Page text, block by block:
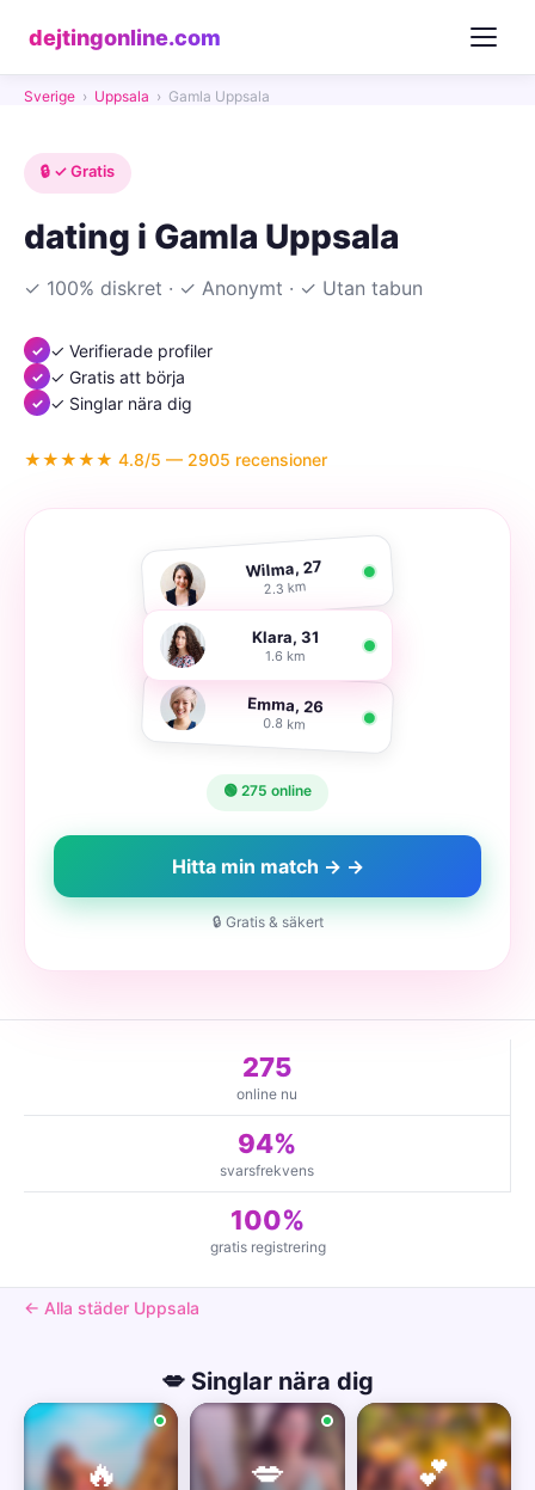
dejtingonline.com
Sverige › Uppsala › Gamla Uppsala
🔒 ✓ Gratis
dating i Gamla Uppsala
✓ 100% diskret · ✓ Anonymt · ✓ Utan tabun
✓ Verifierade profiler
✓ Gratis att börja
✓ Singlar nära dig
★★★★★ 4.8/5 — 2905 recensioner
Wilma, 27
2.3 km
Klara, 31
1.6 km
Emma, 26
0.8 km
🟢 275 online
Hitta min match → →
🔒 Gratis & säkert
275
online nu
94%
svarsfrekvens
100%
gratis registrering
← Alla städer Uppsala
💋 Singlar nära dig
🔥 💋 💕